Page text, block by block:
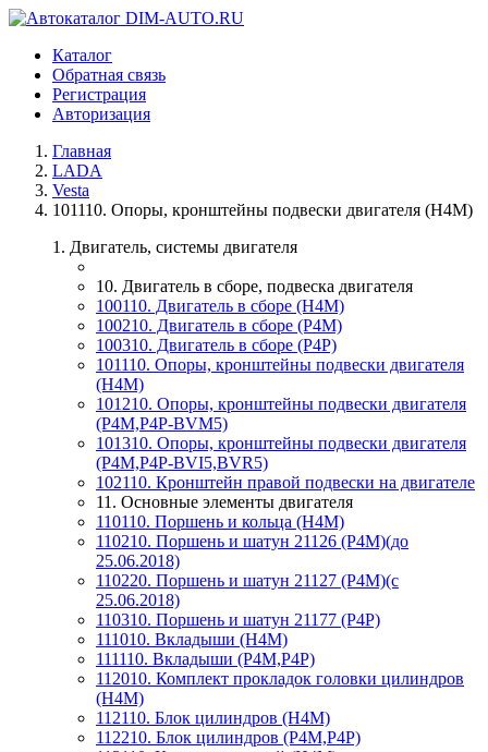
Каталог
Обратная связь
Регистрация
Авторизация
Главная
LADA
Vesta
101110. Опоры, кронштейны подвески двигателя (H4M)
1. Двигатель, системы двигателя
10. Двигатель в сборе, подвеска двигателя
100110. Двигатель в сборе (H4M)
100210. Двигатель в сборе (P4M)
100310. Двигатель в сборе (P4P)
101110. Опоры, кронштейны подвески двигателя
(H4M)
101210. Опоры, кронштейны подвески двигателя
(P4M,P4P-BVM5)
101310. Опоры, кронштейны подвески двигателя
(P4M,P4P-BVI5,BVR5)
102110. Кронштейн правой подвески на двигателе
11. Основные элементы двигателя
110110. Поршень и кольца (H4M)
110210. Поршень и шатун 21126 (P4M)(до
25.06.2018)
110220. Поршень и шатун 21127 (P4M)(с
25.06.2018)
110310. Поршень и шатун 21177 (P4P)
111010. Вкладыши (Н4М)
111110. Вкладыши (P4M,P4P)
112010. Комплект прокладок головки цилиндров
(H4M)
112110. Блок цилиндров (H4M)
112210. Блок цилиндров (P4M,P4P)